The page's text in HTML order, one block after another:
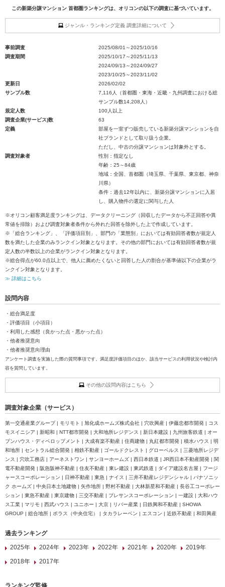
この新築分譲マンション 首都圏ランキングは、オリコンの以下の調査に基づいています。
ジャンル・ランキング定義 調査詳細について
事前調査
2025/08/01～2025/10/16
調査期間
2025/10/17～2025/11/13
2024/09/13～2024/09/27
2023/10/25～2023/11/02
更新日
2026/02/02
サンプル数
7,116人（首都圏・東海・近畿・九州調査における総
サンプル数14,208人）
規定人数
100人以上
調査企業(サービス)数
63
定義
部屋を一室ずつ販売している新築分譲マンションを自
社ブランドとして取り扱う企業。
ただし、中古の分譲マンションは対象外とする。
調査対象者
性別：指定なし
年齢：25～84歳
地域：全国、首都圏（埼玉県、千葉県、東京都、神奈
川県）
条件：過去12年以内に、新築分譲マンションに入居
し、購入物件の選定に関与した人
※オリコン顧客満足度ランキングは、データクリーニング（回収したデータから不正回答や異
常値を排除）および調査対象者条件から外れた回答を除外した上で作成しています。
※「総合ランキング」、「評価項目別」、部門の「業態別」においては有効回答者数が規定人
数を満たした企業のみランクイン対象となります。その他の部門においては有効回答者数が規
定人数の半数以上の企業がランクイン対象となります。
※総合得点が60.0点以上で、他人に薦めたくないと回答した人の割合が基準値以下の企業がラ
ンクイン対象となります。
≫ 詳細はこちら
設問内容
・総合満足度
・評価項目（小項目）
・利用した感想（良かった点・悪かった点）
・他者推奨意向
・他者推奨意向理由
アンケート調査を実施した際の質問事項です。満足度評価項目のほか、該当サービスの利用状況や検討内
容を質問しています。
その他の設問内容はこちら
調査対象企業（サービス）
第一交通産業グループ | モリモト | 旭化成ホームズ株式会社 | 穴吹興産 | 伊藤忠都市開発 | コス
モスイニシア | 新昭和 | NTT都市開発 | 大和地所レジデンス | 新日本建設 | 九州旅客鉄道 | オー
プンハウス・ディベロップメント | 大成有楽不動産 | 住商建物 | 丸紅都市開発 | 積水ハウス | 明
和地所 | セントラル総合開発 | 相鉄不動産 | ゴールドクレスト | グローベルス | 三菱地所レジデ
ンス | 穴吹工務店 | アーネストワン | サンヨーホームズ | 西日本鉄道 | JR西日本不動産開発 | 関
電不動産開発 | 阪急阪神不動産 | 住友不動産 | 東レ建設 | 東武鉄道 | ダイア建設名古屋 | フージ
ャースコーポレーション | 日神不動産 | 東急 | ナイス | 三井不動産レジデンシャル | パナソニッ
ク ホームズ | 中央日本土地建物 | 矢作地所 | 野村不動産 | 大林新星和不動産 | 長谷工コーポレー
ション | 東急不動産 | 東京建物 | 三交不動産 | プレサンスコーポレーション | 一建設 | 大和ハウ
ス工業 | マリモ | 西武ハウス | ユニホー | 大京 | リバー産業 | 日鉄興和不動産 | SHOWA
GROUP | 総合地所 | ポラス（中央住宅） | タカラレーベン | エスコン | 近鉄不動産 | 和田興産
過去ランキング
2025年
2024年 2023年 2022年 2021年 2020年
2019年
2018年
2017年